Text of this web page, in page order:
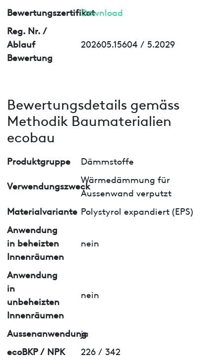
BewertungszertifikatDownload
Reg. Nr. /
Ablauf
Bewertung
202605.15604 / 5.2029
Bewertungsdetails gemäss
Methodik Baumaterialien
ecobau
Produktgruppe Dämmstoffe
Verwendungszweck
Wärmedämmung für
Aussenwand verputzt
Materialvariante Polystyrol expandiert (EPS)
Anwendung
in beheizten
Innenräumen
nein
Anwendung
in
unbeheizten
Innenräumen
nein
Aussenanwendung
ja
ecoBKP / NPK
226 / 342